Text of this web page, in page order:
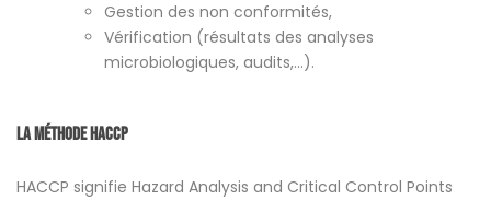
Gestion des non conformités,
Vérification (résultats des analyses
microbiologiques, audits,…).
La méthode HACCP
HACCP signifie Hazard Analysis and Critical Control Points